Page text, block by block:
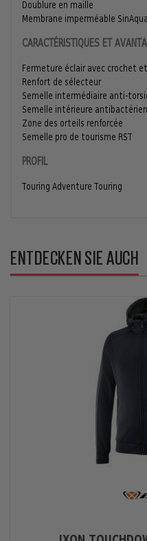
Doublure en maille
Membrane imperméable SinAqua
CARACTÉRISTIQUES ET
Fermeture éclair avec crochet
Renfort de sélecteur
Semelle intermédiaire anti-
Semelle intérieure
Zone des orteils renforcée
Semelle pro de tourisme RST
PROFIL
Touring Adventure Touring
ENTDECKEN SIE AUCH